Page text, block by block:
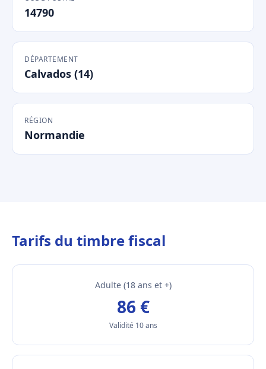
14790
DÉPARTEMENT
Calvados (14)
RÉGION
Normandie
Tarifs du timbre fiscal
Adulte (18 ans et +)
86 €
Validité 10 ans